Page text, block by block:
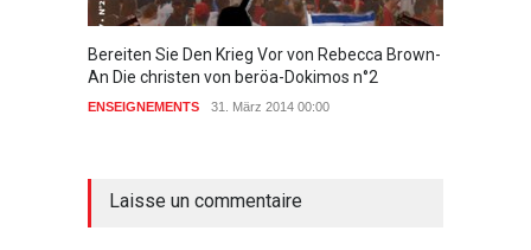
Bereiten Sie Den Krieg Vor von Rebecca Brown-
An Die christen von beröa-Dokimos n°2
ENSEIGNEMENTS 31. März 2014 00:00
Laisse un commentaire